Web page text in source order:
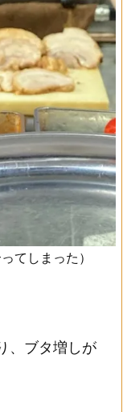
てしまった）
、ブタ増しが